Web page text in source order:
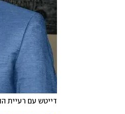
דייטש עם רעיית